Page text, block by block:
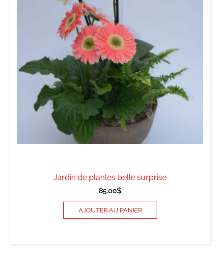
Jardin de plantes belle surprise
85.00$
AJOUTER AU PANIER